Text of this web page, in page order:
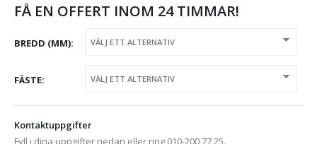
FÅ EN OFFERT INOM 24 TIMMAR!
BREDD (MM)
FÄSTE
Kontaktuppgifter
Fyll i dina uppgifter nedan eller ring 010-200 77 25.